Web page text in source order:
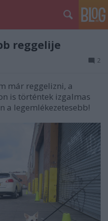
reggelije
2
már reggelizni, a
is történtek izgalmas
a legemlékezetesebb!